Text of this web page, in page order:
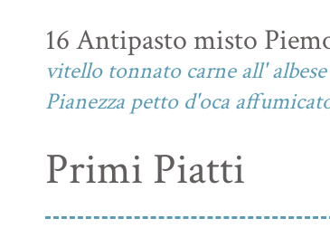
16 Antipasto misto
vitello tonnato carne all'
Pianezza petto d'oca
Primi Piatti